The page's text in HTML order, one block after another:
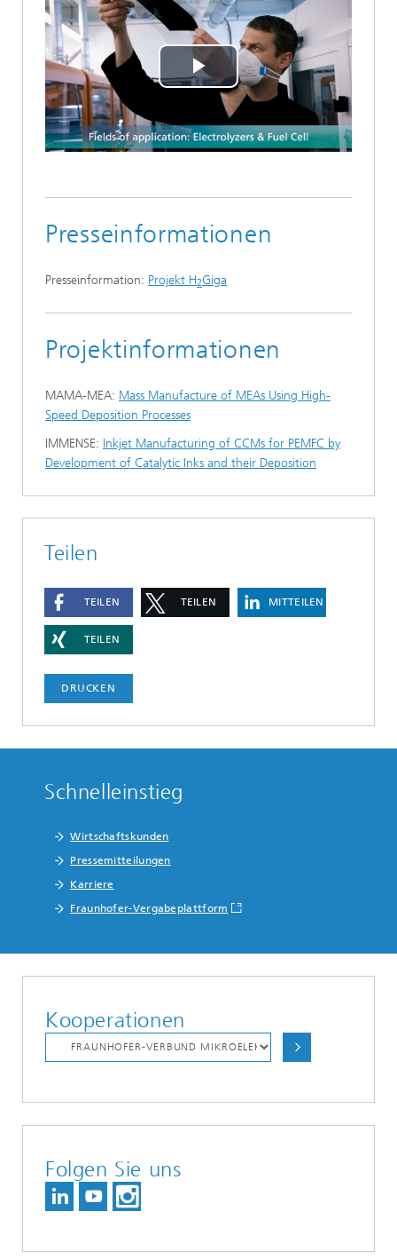
Play
Video
Presseinformationen
Presseinformation: Projekt H2Giga
Projektinformationen
MAMA-MEA: Mass Manufacture of MEAs Using High-
Speed Deposition Processes
IMMENSE: Inkjet Manufacturing of CCMs for PEMFC by
Development of Catalytic Inks and their Deposition
Teilen
TEILEN TEILEN MITTEILEN
TEILEN
DRUCKEN
Schnelleinstieg
Wirtschaftskunden
Pressemitteilungen
Karriere
Fraunhofer-Vergabeplattform
Kooperationen
Folgen Sie uns